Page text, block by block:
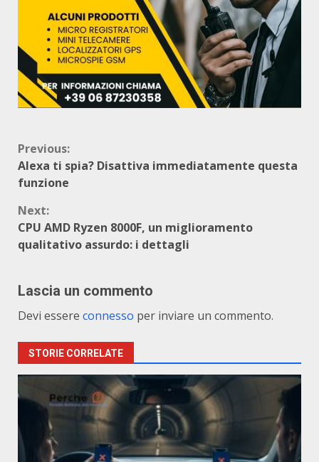
Continue
Reading
Previous:
Alexa ti spia? Disattiva immediatamente questa
funzione
Next:
CPU AMD Ryzen 8000F, un miglioramento
qualitativo assurdo: i dettagli
Lascia un commento
Devi essere connesso per inviare un commento.
STORIE CORRELATE